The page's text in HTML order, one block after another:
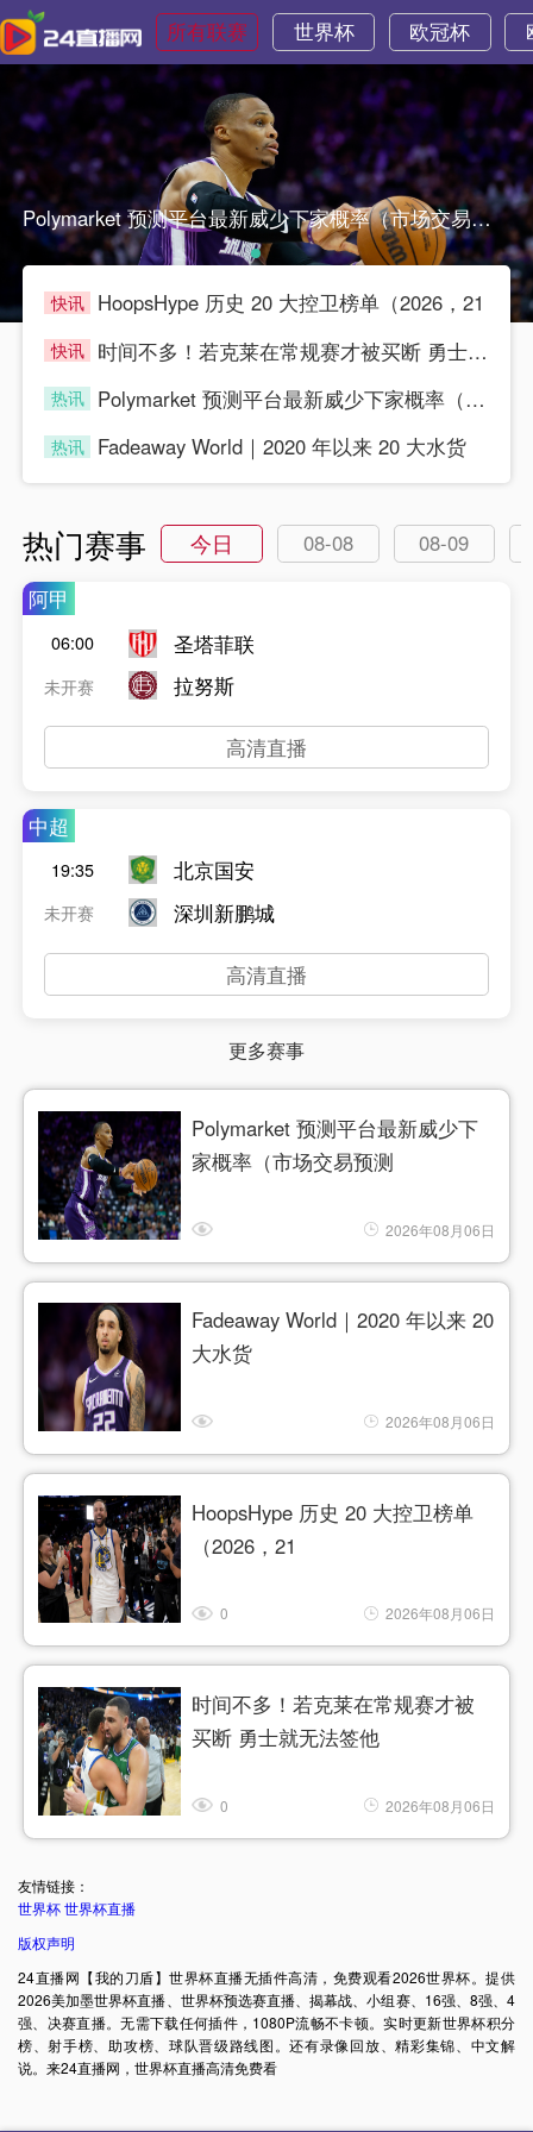
所有联赛 世界杯 欧冠杯
Polymarket 预测平台最新威少下家概率（市场交易预测Polymarket 预测平台最新威少下家概率（市场交易预测
快讯
HoopsHype 历史 20 大控卫榜单（2026，21
快讯
时间不多！若克莱在常规赛才被买断 勇士就无法签他
热讯
Polymarket 预测平台最新威少下家概率（市场交易预测
热讯
Fadeaway World｜2020 年以来 20 大水货
热门赛事 今日 08-08
08-09
阿甲
06:00
未开赛
圣塔菲联
拉努斯
高清直播
中超
19:35
未开赛
北京国安
深圳新鹏城
高清直播
更多赛事
Polymarket 预测平台最新威少下
家概率（市场交易预测
2026年08月06日
Fadeaway World｜2020 年以来 20
大水货
2026年08月06日
HoopsHype 历史 20 大控卫榜单
（2026，21
0 2026年08月06日
时间不多！若克莱在常规赛才被
买断 勇士就无法签他
0 2026年08月06日
友情链接：
世界杯世界杯直播
版权声明
24直播网【我的刀盾】世界杯直播无插件高清，免费观看2026世界杯。提供
2026美加墨世界杯直播、世界杯预选赛直播、揭幕战、小组赛、16强、8强、4
强、决赛直播。无需下载任何插件，1080P流畅不卡顿。实时更新世界杯积分
榜、射手榜、助攻榜、球队晋级路线图。还有录像回放、精彩集锦、中文解
说。来24直播网，世界杯直播高清免费看